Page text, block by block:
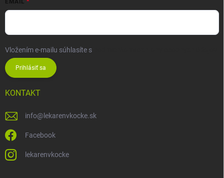
EMAIL
Vložením e-mailu súhlasíte s
Prihlásiť sa
KONTAKT
info@ lekarenvkocke.sk
Facebook
lekarenvkocke